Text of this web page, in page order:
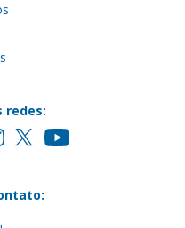
redes: